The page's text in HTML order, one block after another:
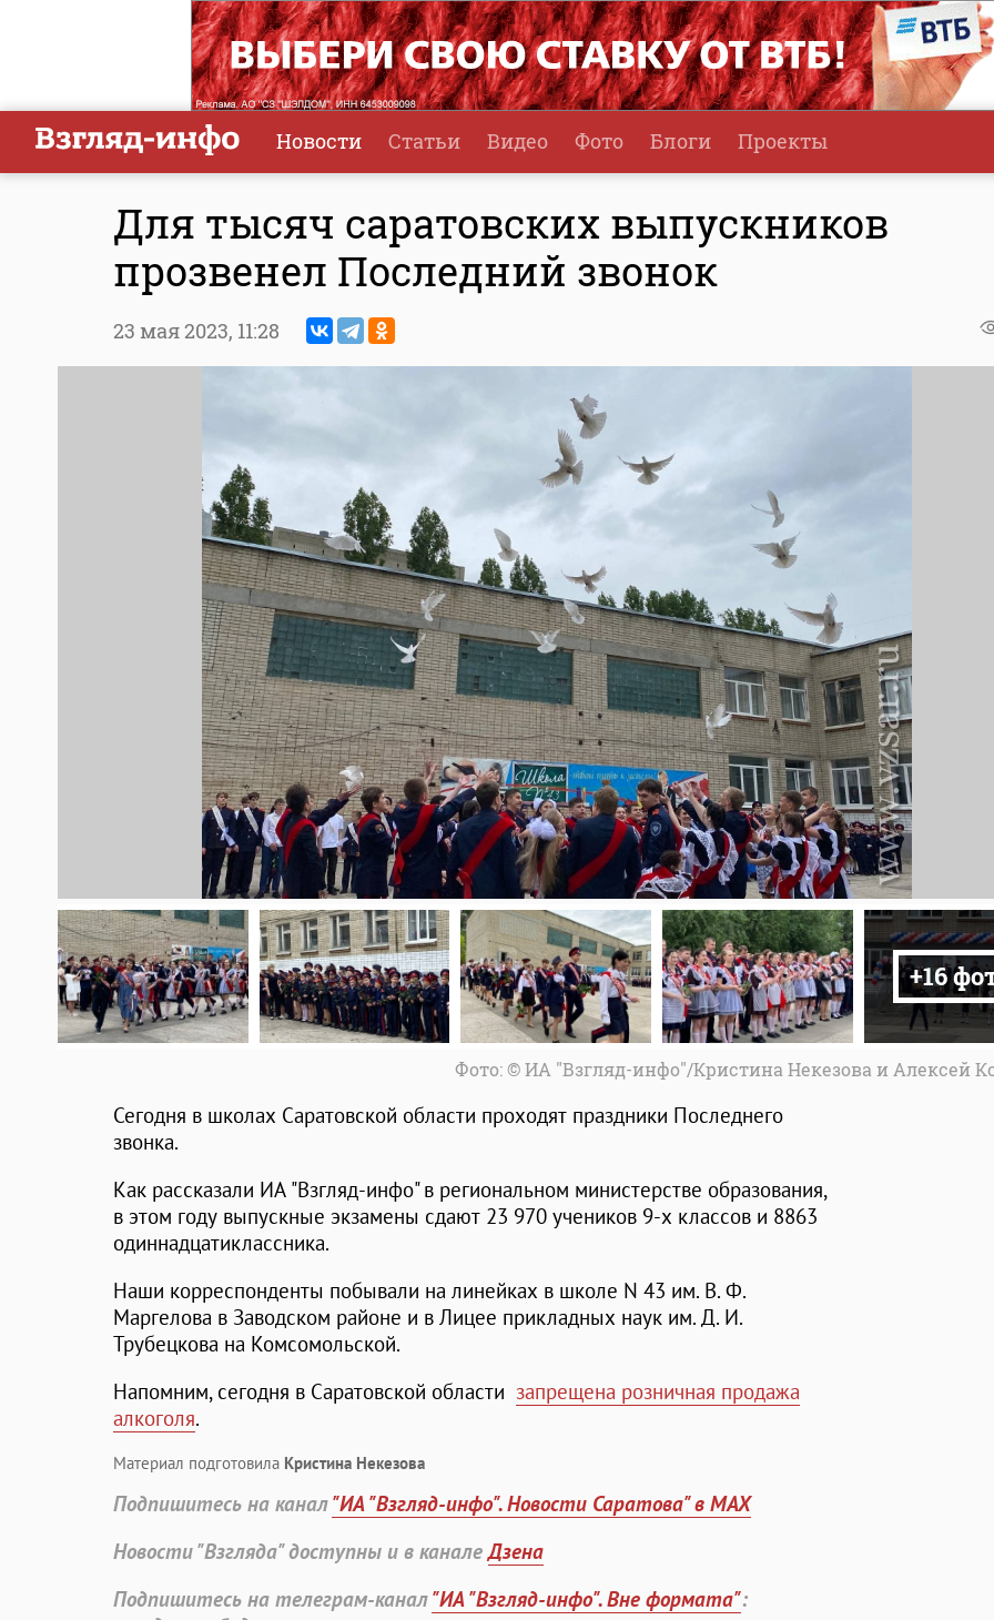
Новости Статьи Видео Фото Блоги Проекты
Для тысяч саратовских выпускников
прозвенел Последний звонок
23 мая 2023, 11:28
+16
Фото: © ИА "Взгляд-инфо"/Кристина Некезова и Алексей
Сегодня в школах Саратовской области проходят праздники Последнего
звонка.
Как рассказали ИА "Взгляд-инфо" в региональном министерстве образования,
в этом году выпускные экзамены сдают 23 970 учеников 9-х классов и 8863
одиннадцатиклассника.
Наши корреспонденты побывали на линейках в школе N 43 им. В. Ф.
Маргелова в Заводском районе и в Лицее прикладных наук им. Д. И.
Трубецкова на Комсомольской.
Напомним, сегодня в Саратовской области запрещена розничная продажа
алкоголя.
Материал подготовила Кристина Некезова
Подпишитесь на канал"ИА "Взгляд-инфо". Новости Саратова" в MAX
Новости "Взгляда" доступны и в каналеДзена
Подпишитесь на телеграм-канал"ИА "Взгляд-инфо". Вне формата":